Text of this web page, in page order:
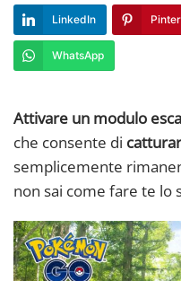
LinkedIn
WhatsApp
Attivare un modulo esca
che consente di
semplicemente
non sai come fare te lo